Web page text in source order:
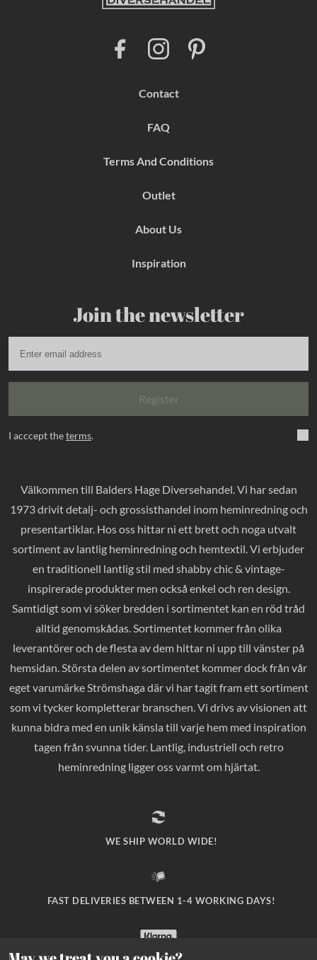
Contact
FAQ
Terms And Conditions
Outlet
About Us
Inspiration
Join the newsletter
Register
I acccept theterms.
I
n
g
a
m
Välkommen till Balders Hage Diversehandel. Vi har sedan
1973 drivit detalj- och grossisthandel inom heminredning och
presentartiklar. Hos oss hittar ni ett brett och noga utvalt
sortiment av lantlig heminredning och hemtextil. Vi erbjuder
en traditionell lantlig stil med shabby chic & vintage-
inspirerade produkter men också enkel och ren design.
Samtidigt som vi söker bredden i sortimentet kan en röd tråd
alltid genomskådas. Sortimentet kommer från olika
leverantörer och de flesta av dem hittar ni upp till vänster på
hemsidan. Största delen av sortimentet kommer dock från vår
eget varumärke Strömshaga där vi har tagit fram ett sortiment
som vi tycker kompletterar branschen. Vi drivs av visionen att
kunna bidra med en unik känsla till varje hem med inspiration
tagen från svunna tider. Lantlig, industriell och retro
heminredning ligger oss varmt om hjärtat.
WE SHIP WORLD WIDE!
FAST DELIVERIES BETWEEN 1-4 WORKING DAYS!